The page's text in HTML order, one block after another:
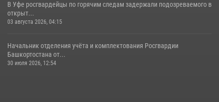
В Уфе росгвардейцы по горячим следам задержали подозреваемого в
открыт...
03 августа 2026, 04:15
Начальник отделения учёта и комплектования Росгвардии
Башкортостана от...
30 июля 2026, 12:54